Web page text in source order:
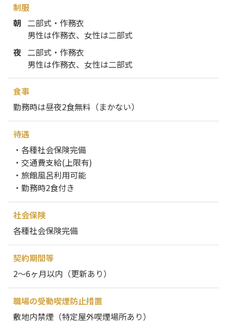
制服
朝 二部式・作務衣
男性は作務衣、女性は二部式
夜 二部式・作務衣
男性は作務衣、女性は二部式
食事
勤務時は昼夜2食無料（まかない）
待遇
・各種社会保険完備
・交通費支給(上限有)
・旅館風呂利用可能
・勤務時2食付き
社会保険
各種社会保険完備
契約期間等
2～6ヶ月以内（更新あり）
職場の受動喫煙防止措置
敷地内禁煙（特定屋外喫煙場所あり）